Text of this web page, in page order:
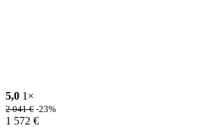
5,0 1×
2 041€ -23%
1 572 €